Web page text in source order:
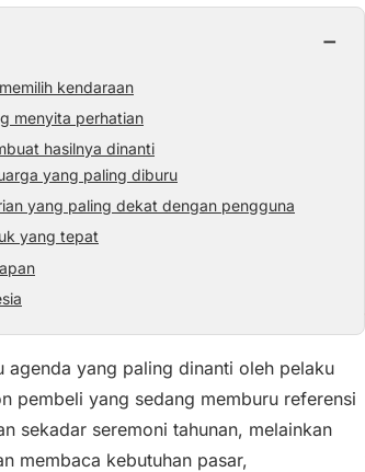
−
kendaraan
menyita perhatian
hasilnya dinanti
yang paling diburu
yang paling dekat dengan pengguna
yang tepat
agenda yang paling dinanti oleh pelaku
pembeli yang sedang memburu referensi
sekadar seremoni tahunan, melainkan
membaca kebutuhan pasar,